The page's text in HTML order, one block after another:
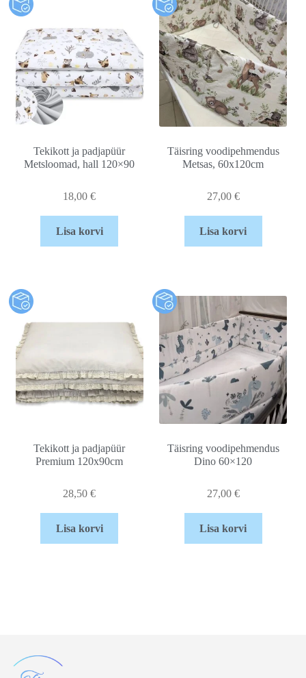
Tekikott ja padjapüür
Metsloomad, hall 120×90
18,00€
Lisa korvi
Täisring voodipehmendus
Metsas, 60x120cm
27,00 €
Lisa korvi
Tekikott ja padjapüür
Premium 120x90cm
28,50€
Lisa korvi
Täisring voodipehmendus
Dino 60×120
27,00 €
Lisa korvi